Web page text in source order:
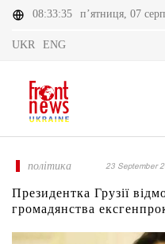
08:33:35 п’ятниця, 07
UKR ENG
політика 23 September
Президентка Грузії
громадянства